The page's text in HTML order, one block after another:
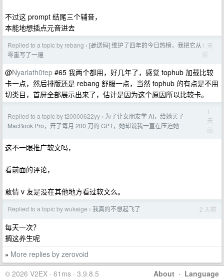
不过这 prompt 结尾三个辅音，
本能地想插点元音进去
Replied to a topic by rebang › [🎁送码] 维护了四年的今日热榜，我把它从
零重写了一遍
1 天
前
@Nyarlath0tep #65 我两个都用，好几年了，感觉 tophub 加载比较
卡一点，然后排版还是 rebang 舒服一点，当然 tophub 的有点是不用
切类目，首屏全部展示出来了，估计是因为这个原因所以比较卡。
Replied to a topic by t20000622yy › 为了让女朋友学 AI，给她买了
MacBook Pro，开了每月 200 刀的 GPT，她却说我一直在压迫她
1
天
前
这不一眼推广软文吗，
看前面的评论，
敢情 v 友是没在其他地方看过软文么。
Replied to a topic by wukaige › 我真的不想起飞了 2 天前
每天一次？
搁这养生呢
» More replies by zerovoid
About · Language
© 2026 V2EX · 61ms · 3.9.8.5